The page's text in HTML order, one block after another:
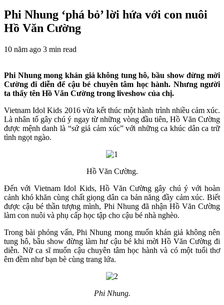
Phi Nhung ‘phá bỏ’ lời hứa với con nuôi
Hồ Văn Cường
10 năm ago 3 min read
Phi Nhung mong khán giả không tung hô, bầu show đừng mời
Cường đi diễn để cậu bé chuyên tâm học hành. Nhưng người
ta thấy tên Hồ Văn Cường trong liveshow của chị.
Vietnam Idol Kids 2016 vừa kết thúc một hành trình nhiều cảm xúc.
Là nhân tố gây chú ý ngay từ những vòng đầu tiên, Hồ Văn Cường
được mệnh danh là “sứ giả cảm xúc” với những ca khúc dân ca trữ
tình ngọt ngào.
Hồ Văn Cường.
Đến với Vietnam Idol Kids, Hồ Văn Cường gây chú ý với hoàn
cảnh khó khăn cùng chất giọng dân ca bản năng đầy cảm xúc. Biết
được cậu bé thần tượng mình, Phi Nhung đã nhận Hồ Văn Cường
làm con nuôi và phụ cấp học tập cho cậu bé nhà nghèo.
Trong bài phỏng vấn, Phi Nhung mong muốn khán giả không nên
tung hô, bầu show đừng làm hư cậu bé khi mời Hồ Văn Cường đi
diễn. Nữ ca sĩ muốn cậu chuyên tâm học hành và có một tuổi thơ
êm đềm như bạn bè cùng trang lứa.
Phi Nhung.